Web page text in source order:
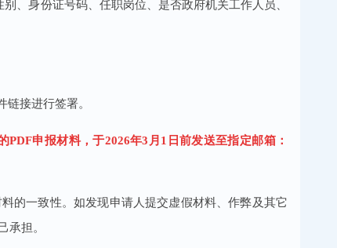
、身份证号码、任职岗位、是否政府机关工作人员、
接进行签署。
申报材料，于2026年3月1日前发送至指定邮箱：
的一致性。如发现申请人提交虚假材料、作弊及其它
承担。